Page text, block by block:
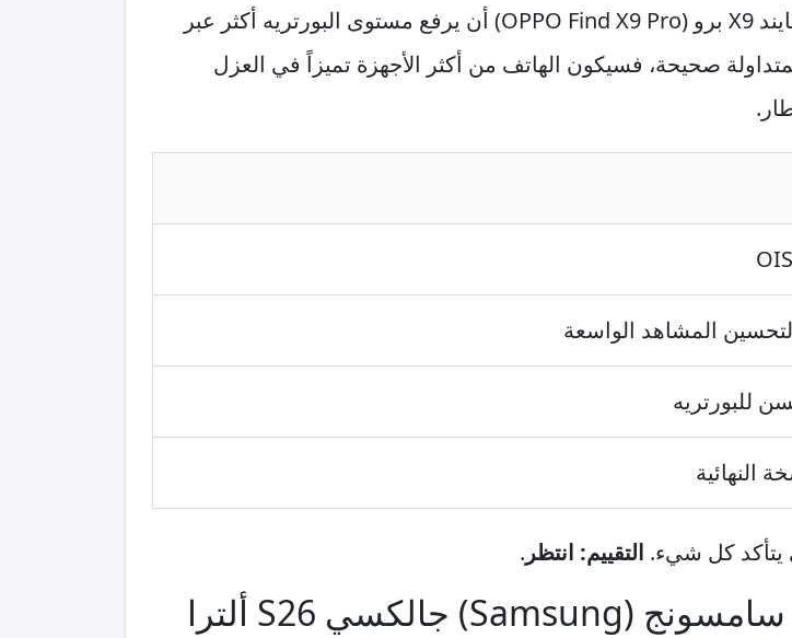
حول الجيل الأحدث، يُنتظر من أوبو فايند X9 برو (OPPO Find X9 Pro) أن يرفع مستوى البورتريه أكثر عبر
صحيحة، فسيكون الهاتف من أكثر الأجهزة تميزاً في العزل
المشاهد الواسعة
للبورتريه
يتأكد كل شيء. التقييم: انتظر .